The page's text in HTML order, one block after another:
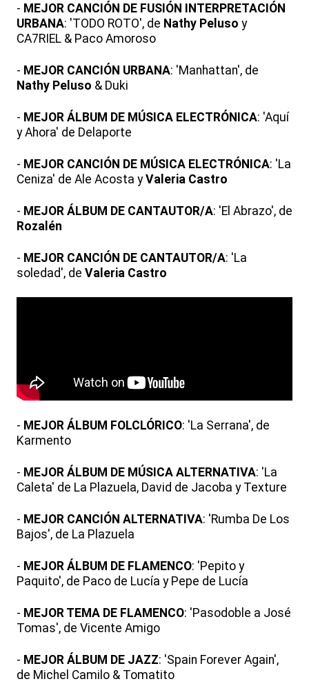
- MEJOR CANCIÓN DE FUSIÓN INTERPRETACIÓN
URBANA: 'TODO ROTO', de Nathy Peluso y
CA7RIEL & Paco Amoroso
- MEJOR CANCIÓN URBANA: 'Manhattan', de
Nathy Peluso & Duki
- MEJOR ÁLBUM DE MÚSICA ELECTRÓNICA: 'Aquí
y Ahora' de Delaporte
- MEJOR CANCIÓN DE MÚSICA ELECTRÓNICA: 'La
Ceniza' de Ale Acosta yValeria Castro
- MEJOR ÁLBUM DE CANTAUTOR/A: 'El Abrazo', de
Rozalén
- MEJOR CANCIÓN DE CANTAUTOR/A: 'La
soledad', de Valeria Castro
- MEJOR ÁLBUM FOLCLÓRICO: 'La Serrana', de
Karmento
- MEJOR ÁLBUM DE MÚSICA ALTERNATIVA: 'La
Caleta' de La Plazuela, David de Jacoba y Texture
- MEJOR CANCIÓN ALTERNATIVA: 'Rumba De Los
Bajos', de La Plazuela
- MEJOR ÁLBUM DE FLAMENCO: 'Pepito y
Paquito', de Paco de Lucía y Pepe de Lucía
- MEJOR TEMA DE FLAMENCO: 'Pasodoble a José
Tomas', de Vicente Amigo
- MEJOR ÁLBUM DE JAZZ: 'Spain Forever Again',
de Michel Camilo & Tomatito